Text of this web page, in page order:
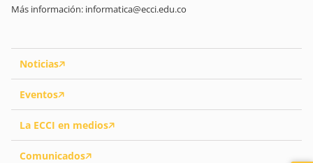
Noticias
Eventos
La ECCI en medios
Comunicados
Más información: informatica@ecci.edu.co